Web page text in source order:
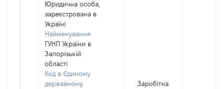
Юридична особа,
зареєстрована в
Україні
Найменування:
ГУНП України в
Запорізькій
області
Код в Єдиному
державному
Заробітна